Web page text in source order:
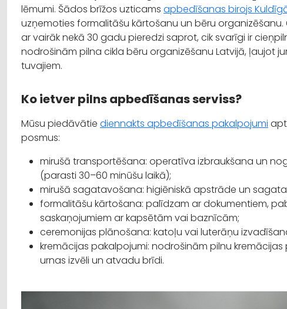
lēmumi. Šādos brīžos uzticams apbedīšanas birojs
uzņemoties formalitāšu kārtošanu un bēru organizēšanu.
ar vairāk nekā 30 gadu pieredzi saprot, cik svarīgi ir
nodrošinām pilna cikla bēru organizēšanu Latvijā, ļaujot
tuvajiem.
Ko ietver pilns apbedīšanas serviss?
Mūsu piedāvātie diennakts apbedīšanas pakalpojumi
posmus:
mirušā transportēšana: operatīva izbraukšana un
(parasti 30–60 minūšu laikā);
mirušā sagatavošana: higiēniskā apstrāde un
formalitāšu kārtošana: palīdzam ar dokumentiem,
saskaņojumiem ar kapsētām vai baznīcām;
ceremonijas plānošana: katoļu vai luterāņu
kremācijas pakalpojumi: nodrošinām pilnu
urnas izvēli un atvadu brīdi.